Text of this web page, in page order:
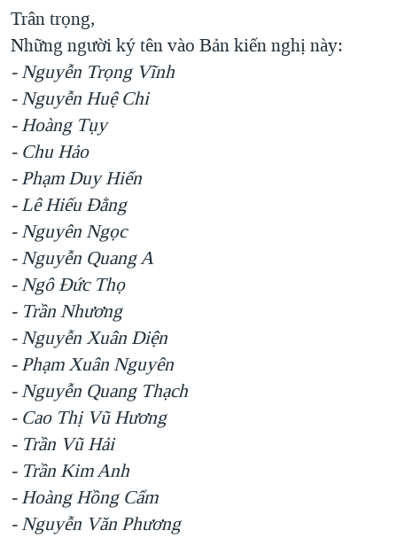
Trân trọng,
Những người ký tên vào Bản kiến nghị này:
- Nguyễn Trọng Vĩnh
- Nguyễn Huệ Chi
- Hoàng Tụy
- Chu Hảo
- Phạm Duy Hiển
- Lê Hiếu Đằng
- Nguyên Ngọc
- Nguyễn Quang A
- Ngô Đức Thọ
- Trần Nhương
- Nguyễn Xuân Diện
- Phạm Xuân Nguyên
- Nguyễn Quang Thạch
- Cao Thị Vũ Hương
- Trần Vũ Hải
- Trần Kim Anh
- Hoàng Hồng Cẩm
- Nguyễn Văn Phương